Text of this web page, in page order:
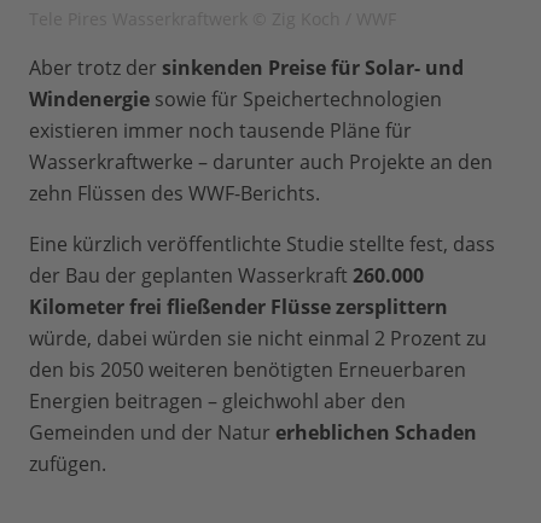
Aber trotz der sinkenden Preise für Solar- und
Windenergie sowie für Speichertechnologien
existieren immer noch tausende Pläne für
Wasserkraftwerke – darunter auch Projekte an den
zehn Flüssen des WWF-Berichts.
Eine kürzlich veröffentlichte Studie stellte fest, dass
der Bau der geplanten Wasserkraft 260.000
Kilometer frei fließender Flüsse zersplittern
würde, dabei würden sie nicht einmal 2 Prozent zu
den bis 2050 weiteren benötigten Erneuerbaren
Energien beitragen – gleichwohl aber den
Gemeinden und der Natur erheblichen Schaden
zufügen.